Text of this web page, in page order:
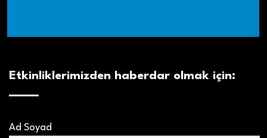
Etkinliklerimizden haberdar olmak için:
Ad Soyad